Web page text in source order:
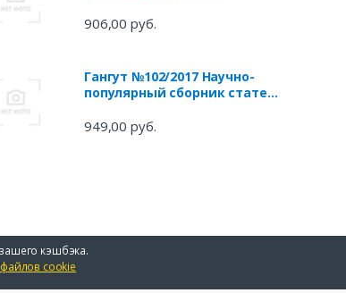
(ФГОС)
906,00 руб.
Гангут №102/2017 Научно-
популярный сборник статей
судостроения
949,00 руб.
кэшбэка.
cookie